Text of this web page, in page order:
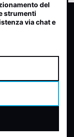
dall analisi di
POLICY
COOKIES
del
strumenti
via chat e